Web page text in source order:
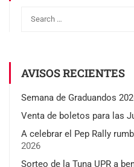
AVISOS RECIENTES
Semana de Graduandos
Venta de boletos para las
A celebrar el Pep Rally
2026
Sorteo de la Tuna UPR a